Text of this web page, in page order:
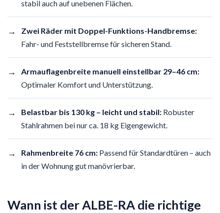
stabil auch auf unebenen Flächen.
→
Zwei Räder mit Doppel-Funktions-Handbremse:
Fahr- und Feststellbremse für sicheren Stand.
→
Armauflagenbreite manuell einstellbar 29–46 cm:
Optimaler Komfort und Unterstützung.
→ Belastbar bis 130 kg – leicht und stabil: Robuster
Stahlrahmen bei nur ca. 18 kg Eigengewicht.
→ Rahmenbreite 76 cm: Passend für Standardtüren – auch
in der Wohnung gut manövrierbar.
Wann ist der ALBE-RA die richtige